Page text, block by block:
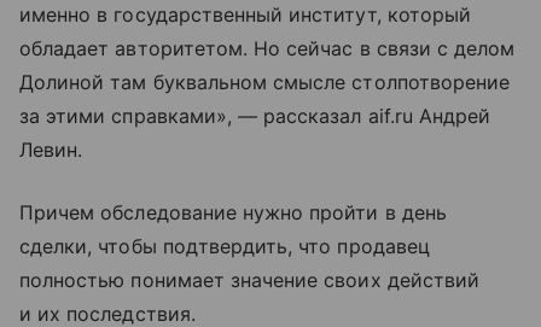
именно в государственный институт, который
обладает авторитетом. Но сейчас в связи с делом
Долиной там буквальном смысле столпотворение
за этими справками», — рассказал aif.ru Андрей
Левин.
Причем обследование нужно пройти в день
сделки, чтобы подтвердить, что продавец
полностью понимает значение своих действий
и их последствия.